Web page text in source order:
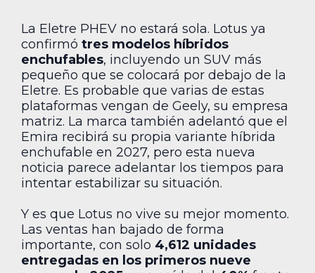
La Eletre PHEV no estará sola. Lotus ya
confirmó tres modelos híbridos
enchufables, incluyendo un SUV más
pequeño que se colocará por debajo de la
Eletre. Es probable que varias de estas
plataformas vengan de Geely, su empresa
matriz. La marca también adelantó que el
Emira recibirá su propia variante híbrida
enchufable en 2027, pero esta nueva
noticia parece adelantar los tiempos para
intentar estabilizar su situación.
Y es que Lotus no vive su mejor momento.
Las ventas han bajado de forma
importante, con solo 4,612 unidades
entregadas en los primeros nueve